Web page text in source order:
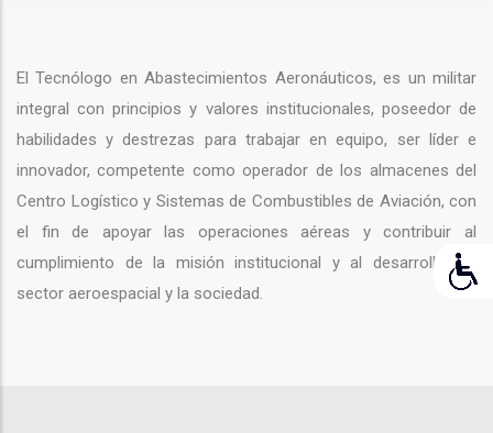
El Tecnólogo en Abastecimientos Aeronáuticos, es un militar
integral con principios y valores institucionales, poseedor de
habilidades y destrezas para trabajar en equipo, ser líder e
innovador, competente como operador de los almacenes del
Centro Logístico y Sistemas de Combustibles de Aviación, con
el fin de apoyar las operaciones aéreas y contribuir al
cumplimiento de la misión institucional y al desarrollo del
sector aeroespacial y la sociedad.